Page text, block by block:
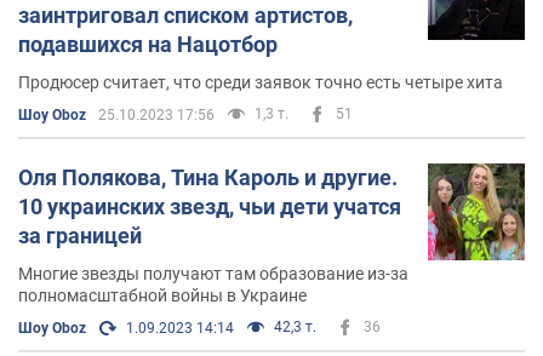
“Слуга народа”– заглавная тема одноименного
сериаластудии “Квартал 95”.
заинтриговал списком артистов,
подавшихся на Нацотбор
Продюсер считает, что среди заявок точно есть четыре хита
Шоу Oboz 25.10.2023 17:56 1,3 т. 51
Оля Полякова, Тина Кароль и другие.
10 украинских звезд, чьи дети учатся
за границей
Многие звезды получают там образование из-за
полномасштабной войны в Украине
Шоу Oboz 1.09.2023 14:14 42,3 т. 36